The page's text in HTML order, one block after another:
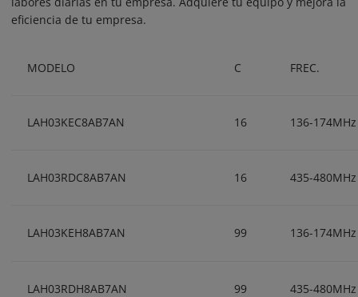
eficiencia de tu empresa.
MODELO C FREC.
LAH03KEC8AB7AN 16 136-174MHz
LAH03RDC8AB7AN 16 435-480MHz
LAH03KEH8AB7AN 99 136-174MHz
LAH03RDH8AB7AN 99 435-480MHz